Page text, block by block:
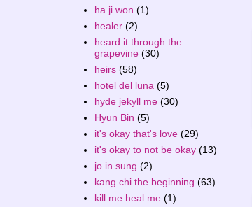
ha ji won (1)
healer (2)
heard it through the
grapevine (30)
heirs (58)
hotel del luna (5)
hyde jekyll me (30)
Hyun Bin (5)
it's okay that's love (29)
it's okay to not be okay (13)
jo in sung (2)
kang chi the beginning (63)
kill me heal me (1)